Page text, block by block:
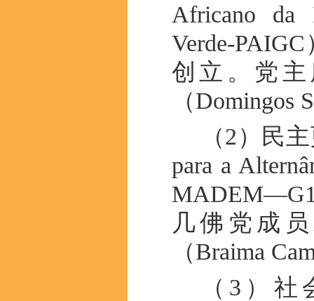
Africano da
Verde-
创立。党
（Domingos
（2）民
para a
几佛党成
（Braima
（3）社